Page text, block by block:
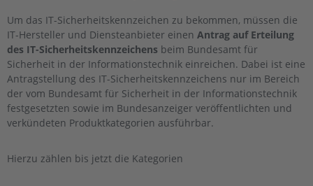
Um das IT-Sicherheitskennzeichen zu bekommen, müssen die
IT-Hersteller und Diensteanbieter einen Antrag auf Erteilung
des IT-Sicherheitskennzeichens beim Bundesamt für
Sicherheit in der Informationstechnik einreichen. Dabei ist eine
Antragstellung des IT-Sicherheitskennzeichens nur im Bereich
der vom Bundesamt für Sicherheit in der Informationstechnik
festgesetzten sowie im Bundesanzeiger veröffentlichten und
verkündeten Produktkategorien ausführbar.
Hierzu zählen bis jetzt die Kategorien